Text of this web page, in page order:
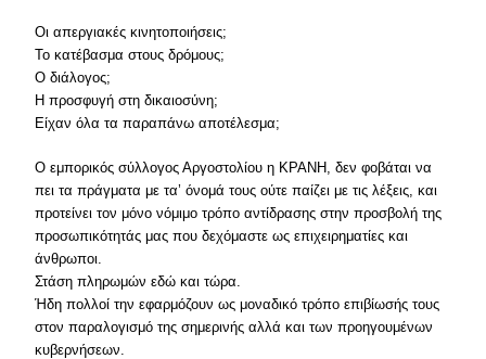
Οι απεργιακές κινητοποιήσεις;
Το κατέβασμα στους δρόμους;
Ο διάλογος;
Η προσφυγή στη δικαιοσύνη;
Είχαν όλα τα παραπάνω αποτέλεσμα;
Ο εμπορικός σύλλογος Αργοστολίου η ΚΡΑΝΗ, δεν φοβάται να
πει τα πράγματα με τα’ όνομά τους ούτε παίζει με τις λέξεις, και
προτείνει τον μόνο νόμιμο τρόπο αντίδρασης στην προσβολή της
προσωπικότητάς μας που δεχόμαστε ως επιχειρηματίες και
άνθρωποι.
Στάση πληρωμών εδώ και τώρα.
Ήδη πολλοί την εφαρμόζουν ως μοναδικό τρόπο επιβίωσής τους
στον παραλογισμό της σημερινής αλλά και των προηγουμένων
κυβερνήσεων.